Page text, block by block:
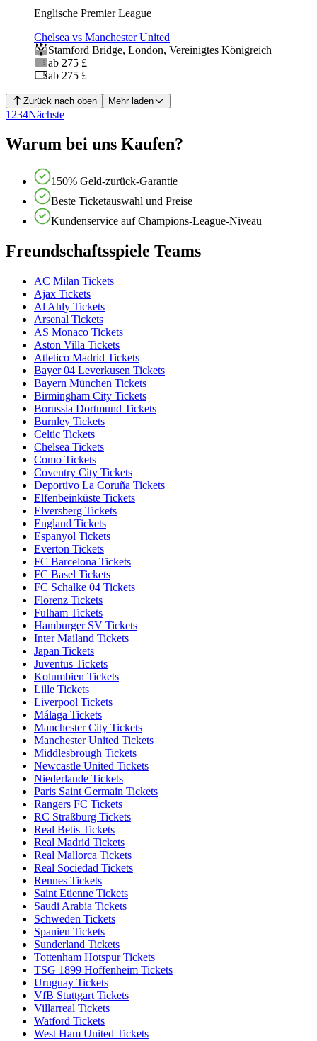
Englische Premier League
Chelsea vs Manchester United
Stamford Bridge, London, Vereinigtes Königreich
ab 275 £
ab 275 £
Zurück nach oben Mehr laden
1 234Nächste
Warum bei uns Kaufen?
150% Geld-zurück-Garantie
Beste Ticketauswahl und Preise
Kundenservice auf Champions-League-Niveau
Freundschaftsspiele Teams
AC Milan Tickets
Ajax Tickets
Al Ahly Tickets
Arsenal Tickets
AS Monaco Tickets
Aston Villa Tickets
Atletico Madrid Tickets
Bayer 04 Leverkusen Tickets
Bayern München Tickets
Birmingham City Tickets
Borussia Dortmund Tickets
Burnley Tickets
Celtic Tickets
Chelsea Tickets
Como Tickets
Coventry City Tickets
Deportivo La Coruña Tickets
Elfenbeinküste Tickets
Elversberg Tickets
England Tickets
Espanyol Tickets
Everton Tickets
FC Barcelona Tickets
FC Basel Tickets
FC Schalke 04 Tickets
Florenz Tickets
Fulham Tickets
Hamburger SV Tickets
Inter Mailand Tickets
Japan Tickets
Juventus Tickets
Kolumbien Tickets
Lille Tickets
Liverpool Tickets
Málaga Tickets
Manchester City Tickets
Manchester United Tickets
Middlesbrough Tickets
Newcastle United Tickets
Niederlande Tickets
Paris Saint Germain Tickets
Rangers FC Tickets
RC Straßburg Tickets
Real Betis Tickets
Real Madrid Tickets
Real Mallorca Tickets
Real Sociedad Tickets
Rennes Tickets
Saint Etienne Tickets
Saudi Arabia Tickets
Schweden Tickets
Spanien Tickets
Sunderland Tickets
Tottenham Hotspur Tickets
TSG 1899 Hoffenheim Tickets
Uruguay Tickets
VfB Stuttgart Tickets
Villarreal Tickets
Watford Tickets
West Ham United Tickets